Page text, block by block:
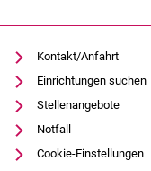
Kontakt/Anfahrt
Einrichtungen suchen
Stellenangebote
Notfall
Cookie-Einstellungen